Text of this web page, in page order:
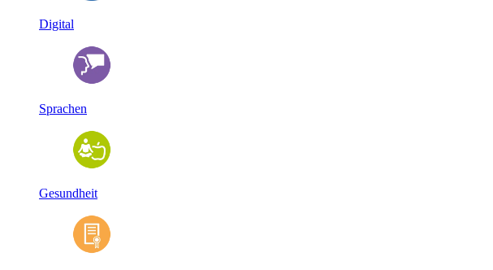
Digital
Sprachen
Gesundheit